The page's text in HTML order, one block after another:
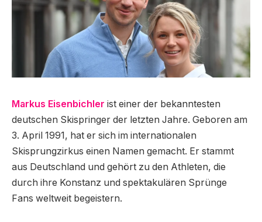
Markus Eisenbichler ist einer der bekanntesten
deutschen Skispringer der letzten Jahre. Geboren am
3. April 1991, hat er sich im internationalen
Skisprungzirkus einen Namen gemacht. Er stammt
aus Deutschland und gehört zu den Athleten, die
durch ihre Konstanz und spektakulären Sprünge
Fans weltweit begeistern.